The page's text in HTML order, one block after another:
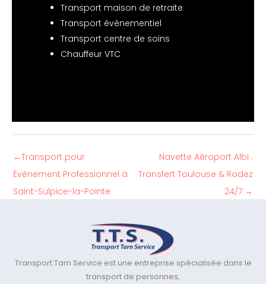
Transport maison de retraite
Transport évènementiel
Transport centre de soins
Chauffeur VTC
←Transport pour
Évènement Professionnel à
Saint-Sulpice-la-Pointe
Navette Aéroport Albi :
Transfert Toulouse & Rodez
24/7 →
Transport Tarn Service est une entreprise spécialisée dans le
transport de personnes,